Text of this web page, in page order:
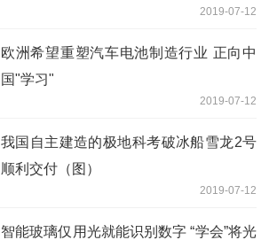
2019-07-12
欧洲希望重塑汽车电池制造行业 正向中
国"学习"
2019-07-12
我国自主建造的极地科考破冰船雪龙2号
顺利交付（图）
2019-07-12
智能玻璃仅用光就能识别数字 “学会”将光